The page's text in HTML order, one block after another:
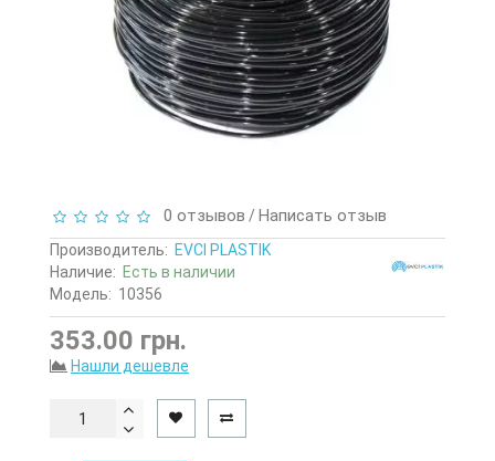
0 отзывов /Написать отзыв
Производитель: EVCI PLASTIK
Наличие: Есть в наличии
Модель: 10356
353.00 грн.
Нашли дешевле